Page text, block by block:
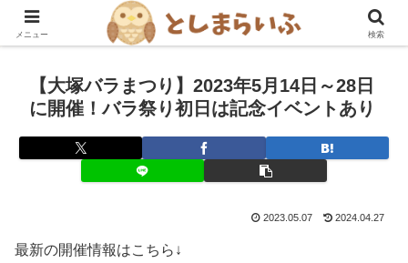
豊島区を楽しむ！グルメ・おでかけ情報ブログ
【大塚バラまつり】2023年5月14日～28日
に開催！バラ祭り初日は記念イベントあり
2023.05.07 2024.04.27
最新の開催情報はこちら↓
メニュー 検索